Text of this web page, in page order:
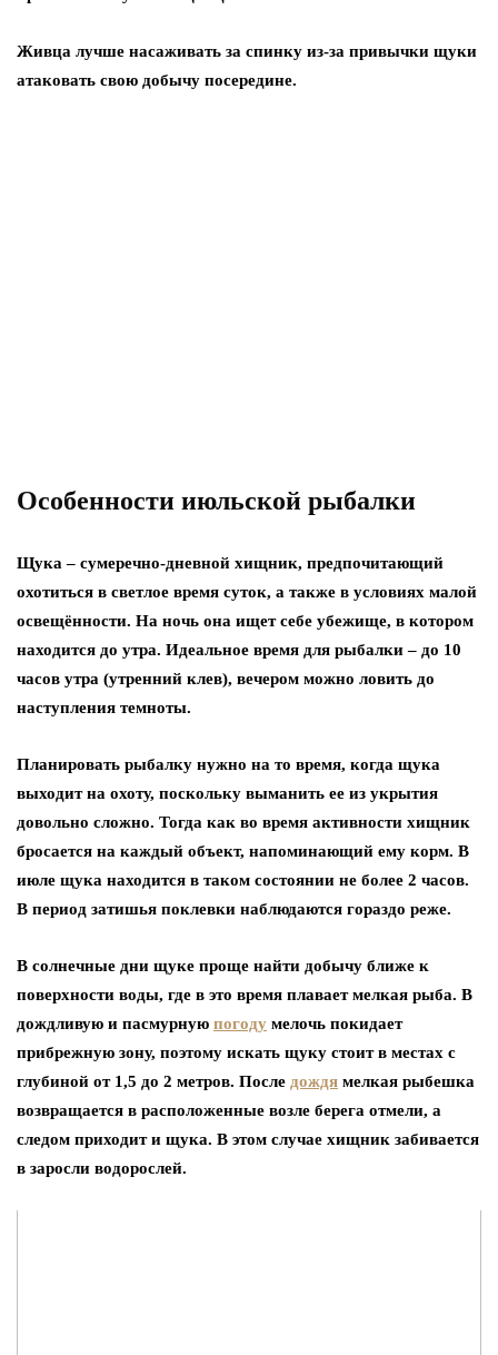
Живца лучше насаживать за спинку из-за привычки щуки
атаковать свою добычу посередине.
Особенности июльской рыбалки
Щука – сумеречно-дневной хищник, предпочитающий
охотиться в светлое время суток, а также в условиях малой
освещённости. На ночь она ищет себе убежище, в котором
находится до утра. Идеальное время для рыбалки – до 10
часов утра (утренний клев), вечером можно ловить до
наступления темноты.
Планировать рыбалку нужно на то время, когда щука
выходит на охоту, поскольку выманить ее из укрытия
довольно сложно. Тогда как во время активности хищник
бросается на каждый объект, напоминающий ему корм. В
июле щука находится в таком состоянии не более 2 часов.
В период затишья поклевки наблюдаются гораздо реже.
В солнечные дни щуке проще найти добычу ближе к
поверхности воды, где в это время плавает мелкая рыба. В
дождливую и пасмурную погоду мелочь покидает
прибрежную зону, поэтому искать щуку стоит в местах с
глубиной от 1,5 до 2 метров. После дождя мелкая рыбешка
возвращается в расположенные возле берега отмели, а
следом приходит и щука. В этом случае хищник забивается
в заросли водорослей.